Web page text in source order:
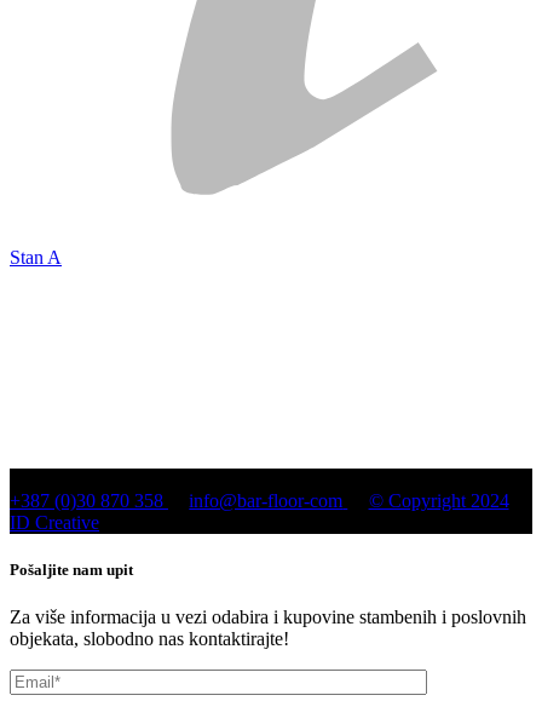
Stan A
+387 (0)30 870 358 info@bar-floor-com
© Copyright 2024
ID Creative
Pošaljite nam upit
Za više informacija u vezi odabira i kupovine stambenih i poslovnih
objekata, slobodno nas kontaktirajte!